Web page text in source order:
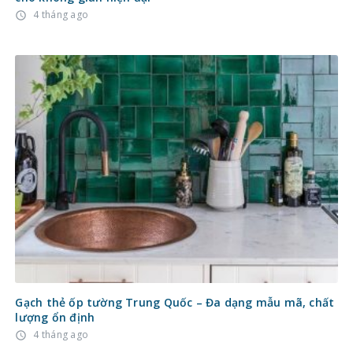
access_time 4 tháng ago
Gạch thẻ ốp tường Trung Quốc – Đa dạng mẫu mã, chất
lượng ổn định
access_time 4 tháng ago